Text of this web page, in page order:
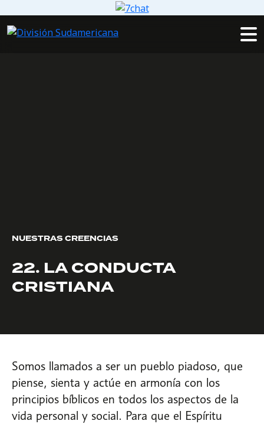
NUESTRAS CREENCIAS
22. LA CONDUCTA
CRISTIANA
Somos llamados a ser un pueblo piadoso, que
piense, sienta y actúe en armonía con los
principios bíblicos en todos los aspectos de la
vida personal y social. Para que el Espíritu